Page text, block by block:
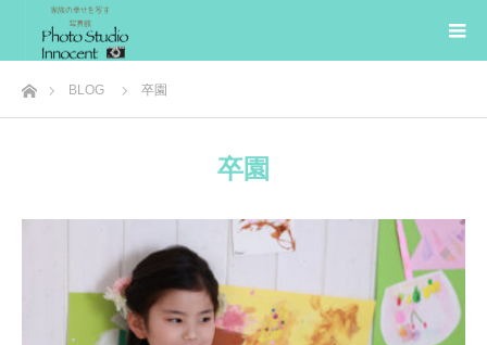
ホームBLOG 卒園
卒園